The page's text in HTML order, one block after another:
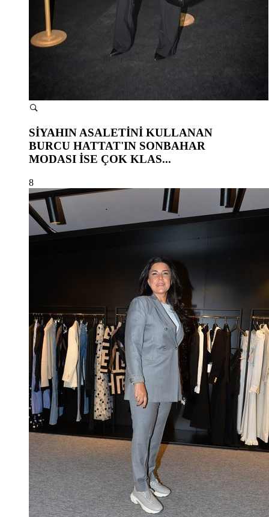
SİYAHIN ASALETİNİ KULLANAN
BURCU HATTAT'IN SONBAHAR
MODASI İSE ÇOK KLAS...
8